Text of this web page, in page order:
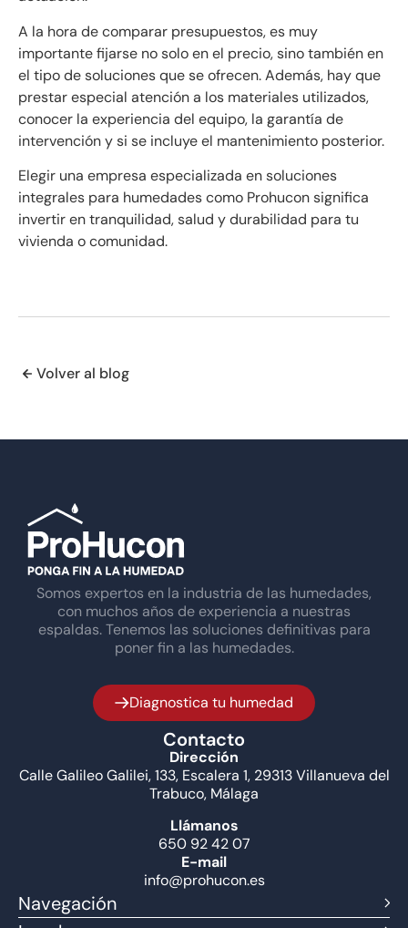
A la hora de comparar presupuestos, es muy
importante fijarse no solo en el precio, sino también en
el tipo de soluciones que se ofrecen. Además, hay que
prestar especial atención a los materiales utilizados,
conocer la experiencia del equipo, la garantía de
intervención y si se incluye el mantenimiento posterior.
Elegir una empresa especializada en soluciones
integrales para humedades como Prohucon significa
invertir en tranquilidad, salud y durabilidad para tu
vivienda o comunidad.
Volver al blog
Somos expertos en la industria de las humedades,
con muchos años de experiencia a nuestras
espaldas. Tenemos las soluciones definitivas para
poner fin a las humedades.
Diagnostica tu humedad
Contacto
Dirección
Calle Galileo Galilei, 133, Escalera 1, 29313 Villanueva del
Trabuco, Málaga
Llámanos
650 92 42 07
E-mail
info@prohucon.es
Navegación